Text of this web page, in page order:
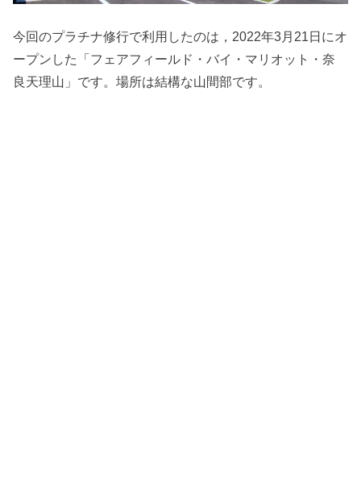
今回のプラチナ修行で利用したのは，2022年3月21日にオ
ープンした「フェアフィールド・バイ・マリオット・奈
良天理山」です。場所は結構な山間部です。